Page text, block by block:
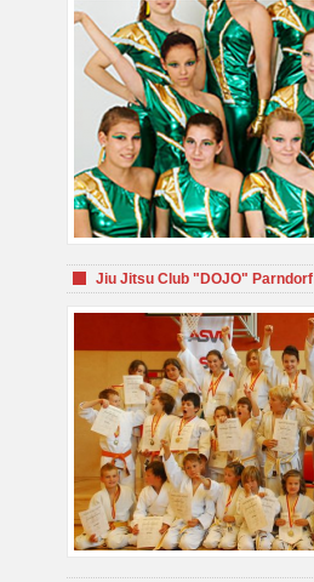
Jiu Jitsu Club "DOJO" Parndorf